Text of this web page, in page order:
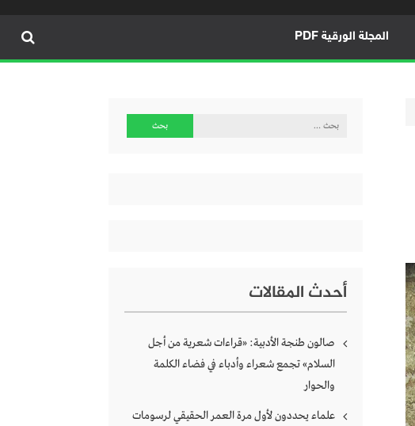
المجلة الورقية PDF
البحث
أحدث المقالات
صالون طنجة الأدبية: «قراءات شعرية من أجل
السلام» تجمع شعراء وأدباء في فضاء الكلمة
والحوار
علماء يحددون لأول مرة العمر الحقيقي لرسومات